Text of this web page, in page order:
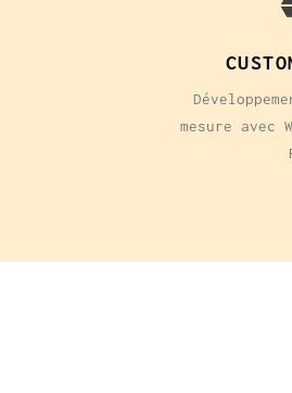
mesure avec